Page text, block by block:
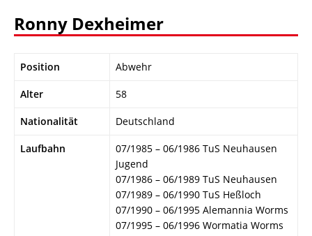
Ronny Dexheimer
Position Abwehr
Alter 58
Nationalität Deutschland
Laufbahn
07/1985 – 06/1986 TuS Neuhausen
Jugend
07/1986 – 06/1989 TuS Neuhausen
07/1989 – 06/1990 TuS Heßloch
07/1990 – 06/1995 Alemannia Worms
07/1995 – 06/1996 Wormatia Worms